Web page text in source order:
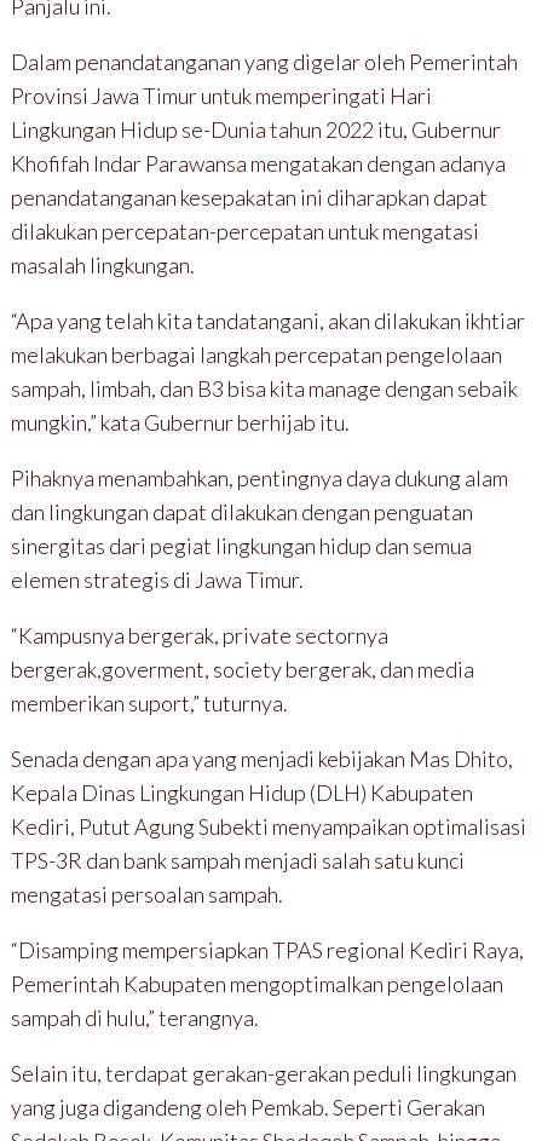
Panjalu ini.
Dalam penandatanganan yang digelar oleh Pemerintah
Provinsi Jawa Timur untuk memperingati Hari
Lingkungan Hidup se-Dunia tahun 2022 itu, Gubernur
Khofifah Indar Parawansa mengatakan dengan adanya
penandatanganan kesepakatan ini diharapkan dapat
dilakukan percepatan-percepatan untuk mengatasi
masalah lingkungan.
“Apa yang telah kita tandatangani, akan dilakukan ikhtiar
melakukan berbagai langkah percepatan pengelolaan
sampah, limbah, dan B3 bisa kita manage dengan sebaik
mungkin,” kata Gubernur berhijab itu.
Pihaknya menambahkan, pentingnya daya dukung alam
dan lingkungan dapat dilakukan dengan penguatan
sinergitas dari pegiat lingkungan hidup dan semua
elemen strategis di Jawa Timur.
“Kampusnya bergerak, private sectornya
bergerak,goverment, society bergerak, dan media
memberikan suport,” tuturnya.
Senada dengan apa yang menjadi kebijakan Mas Dhito,
Kepala Dinas Lingkungan Hidup (DLH) Kabupaten
Kediri, Putut Agung Subekti menyampaikan optimalisasi
TPS-3R dan bank sampah menjadi salah satu kunci
mengatasi persoalan sampah.
“Disamping mempersiapkan TPAS regional Kediri Raya,
Pemerintah Kabupaten mengoptimalkan pengelolaan
sampah di hulu,” terangnya.
Selain itu, terdapat gerakan-gerakan peduli lingkungan
yang juga digandeng oleh Pemkab. Seperti Gerakan